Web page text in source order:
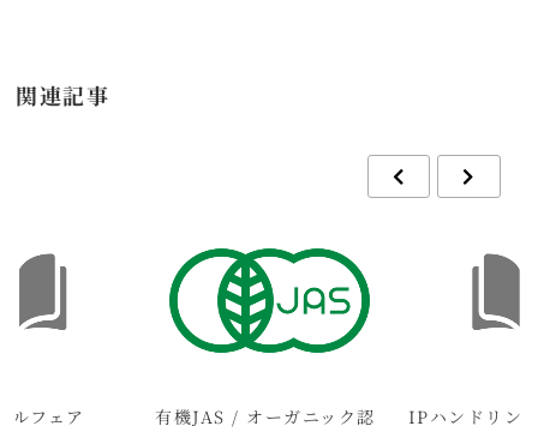
関連記事
ルフェア
有機JAS / オーガニック認
IPハンドリン